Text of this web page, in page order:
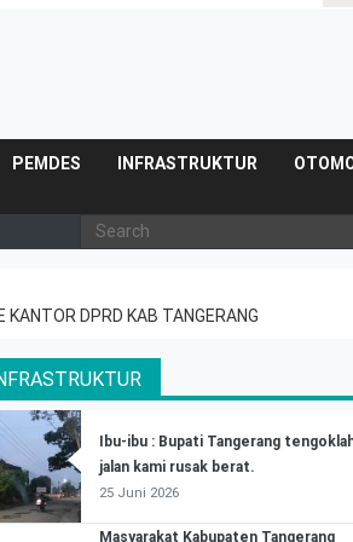
PEMDES INFRASTRUKTUR
DPRD KAB TANGERANG
Ibu-ibu : Bupati Tangerang
jalan kami rusak berat.
25 Juni 2026
Masyarakat Kabupaten Tangerang